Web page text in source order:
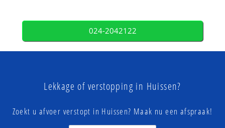
024-2042122
Lekkage of verstopping in Huissen?
Zoekt u afvoer verstopt in Huissen? Maak nu een afspraak!